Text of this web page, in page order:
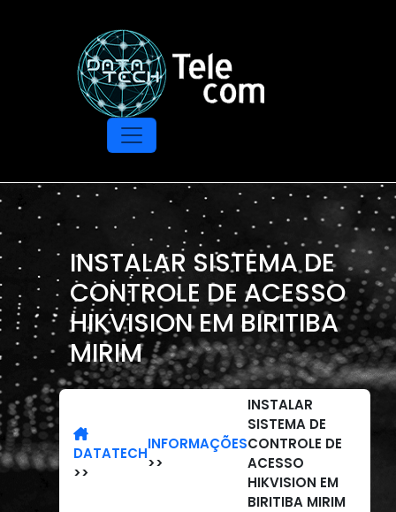
INSTALAR SISTEMA DE
CONTROLE DE ACESSO
HIKVISION EM BIRITIBA
MIRIM
DATATECH
>>
INFORMAÇÕES
>>
INSTALAR
SISTEMA DE
CONTROLE DE
ACESSO
HIKVISION EM
BIRITIBA MIRIM